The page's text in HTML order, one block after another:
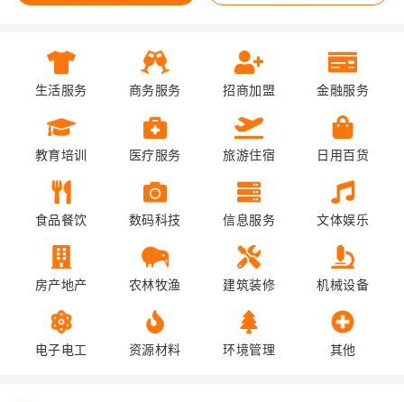
生活服务 商务服务 招商加盟 金融服务
教育培训 医疗服务 旅游住宿 日用百货
食品餐饮 数码科技 信息服务 文体娱乐
房产地产 农林牧渔 建筑装修 机械设备
电子电工 资源材料 环境管理 其他